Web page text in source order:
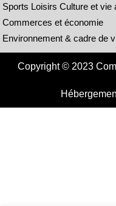
Sports Loisirs Culture et vie
Commerces et économie
Environnement & cadre de
Copyright © 2023